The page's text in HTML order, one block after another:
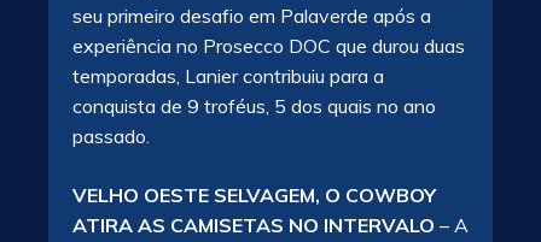
seu primeiro desafio em Palaverde após a
experiência no Prosecco DOC que durou duas
temporadas, Lanier contribuiu para a
conquista de 9 troféus, 5 dos quais no ano
passado.
VELHO OESTE SELVAGEM, O COWBOY
ATIRA AS CAMISETAS NO INTERVALO – A